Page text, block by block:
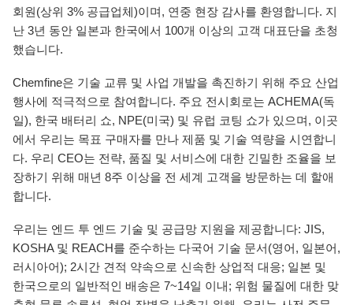
회원(상위 3% 공급업체)이며, 연중 현장 감사를 환영합니다. 지
난 3년 동안 일본과 한국에서 100개 이상의 고객 대표단을 초청
했습니다.
Chemfine은 기술 교류 및 사업 개발을 촉진하기 위해 주요 산업
행사에 적극적으로 참여합니다. 주요 전시회로는 ACHEMA(독
일), 한국 배터리 쇼, NPE(미국) 및 유럽 코팅 쇼가 있으며, 이곳
에서 우리는 목표 구매자를 만나 제품 및 기술 역량을 시연합니
다. 우리 CEO는 전략, 품질 및 서비스에 대한 긴밀한 조율을 보
장하기 위해 매년 8주 이상을 전 세계 고객을 방문하는 데 할애
합니다.
우리는 엔드 투 엔드 기술 및 공급망 지원을 제공합니다: JIS,
KOSHA 및 REACH를 준수하는 다국어 기술 문서(영어, 일본어,
러시아어); 2시간 견적 약속으로 신속한 상업적 대응; 일본 및
한국으로의 일반적인 배송은 7~14일 이내; 위험 물질에 대한 맞